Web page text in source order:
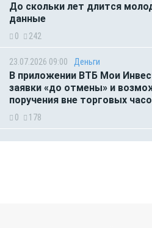
До скольки лет длится
данные
0 242
23.07.2026 09:00 Деньги
В приложении ВТБ Мои
заявки «до отмены» и
поручения вне торговых
0 178